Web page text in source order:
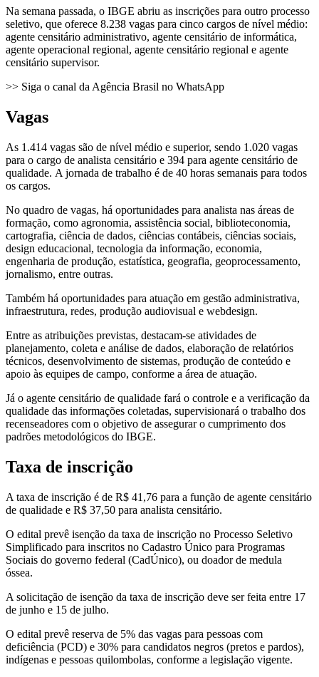
Na semana passada, o IBGE abriu as inscrições para outro processo
seletivo, que oferece 8.238 vagas para cinco cargos de nível médio:
agente censitário administrativo, agente censitário de informática,
agente operacional regional, agente censitário regional e agente
censitário supervisor.
>> Siga o canal da Agência Brasil no WhatsApp
Vagas
As 1.414 vagas são de nível médio e superior, sendo 1.020 vagas
para o cargo de analista censitário e 394 para agente censitário de
qualidade. A jornada de trabalho é de 40 horas semanais para todos
os cargos.
No quadro de vagas, há oportunidades para analista nas áreas de
formação, como agronomia, assistência social, biblioteconomia,
cartografia, ciência de dados, ciências contábeis, ciências sociais,
design educacional, tecnologia da informação, economia,
engenharia de produção, estatística, geografia, geoprocessamento,
jornalismo, entre outras.
Também há oportunidades para atuação em gestão administrativa,
infraestrutura, redes, produção audiovisual e webdesign.
Entre as atribuições previstas, destacam-se atividades de
planejamento, coleta e análise de dados, elaboração de relatórios
técnicos, desenvolvimento de sistemas, produção de conteúdo e
apoio às equipes de campo, conforme a área de atuação.
Já o agente censitário de qualidade fará o controle e a verificação da
qualidade das informações coletadas, supervisionará o trabalho dos
recenseadores com o objetivo de assegurar o cumprimento dos
padrões metodológicos do IBGE.
Taxa de inscrição
A taxa de inscrição é de R$ 41,76 para a função de agente censitário
de qualidade e R$ 37,50 para analista censitário.
O edital prevê isenção da taxa de inscrição no Processo Seletivo
Simplificado para inscritos no Cadastro Único para Programas
Sociais do governo federal (CadÚnico), ou doador de medula
óssea.
A solicitação de isenção da taxa de inscrição deve ser feita entre 17
de junho e 15 de julho.
O edital prevê reserva de 5% das vagas para pessoas com
deficiência (PCD) e 30% para candidatos negros (pretos e pardos),
indígenas e pessoas quilombolas, conforme a legislação vigente.